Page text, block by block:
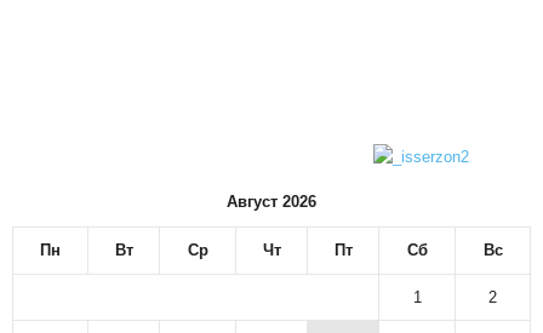
Август 2026
Пн Вт Ср Чт Пт Сб Вс
1 2